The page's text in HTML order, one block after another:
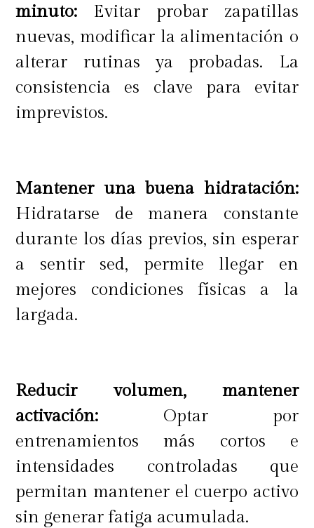
minuto: Evitar probar zapatillas
nuevas, modificar la alimentación o
alterar rutinas ya probadas. La
consistencia es clave para evitar
imprevistos.
Mantener una buena hidratación:
Hidratarse de manera constante
durante los días previos, sin esperar
a sentir sed, permite llegar en
mejores condiciones físicas a la
largada.
Reducir volumen, mantener
activación: Optar por
entrenamientos más cortos e
intensidades controladas que
permitan mantener el cuerpo activo
sin generar fatiga acumulada.